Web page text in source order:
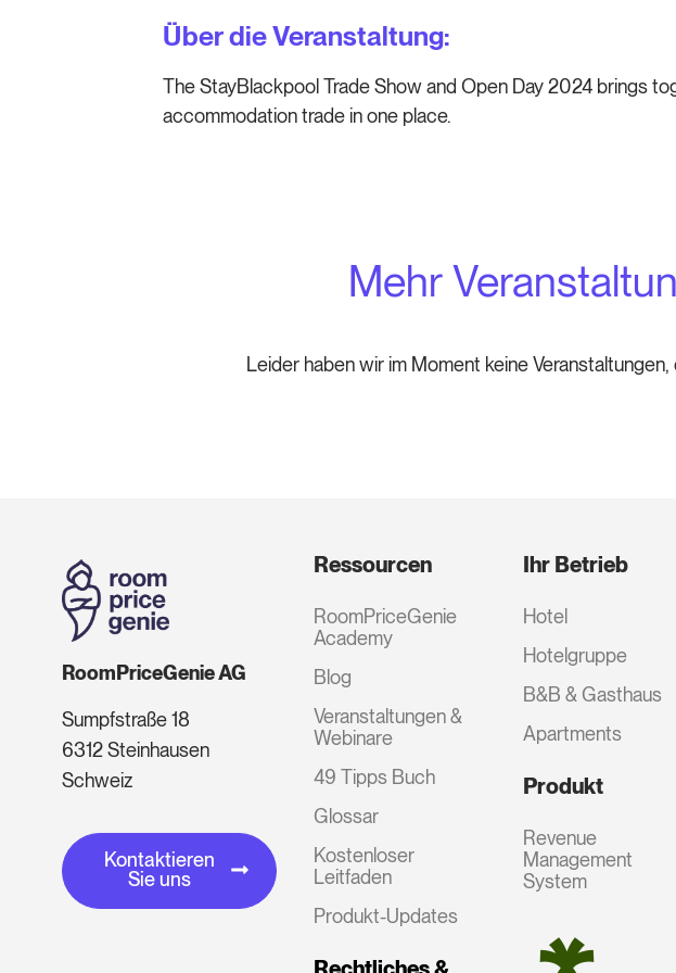
Über die Veranstaltung:
The StayBlackpool Trade Show and Open Day 2024 brings
accommodation trade in one place.
Mehr
Leider haben wir im Moment keine
RoomPriceGenie AG
Sumpfstraße 18
6312 Steinhausen
Schweiz
Kontaktieren
Sie uns
Ressourcen
RoomPriceGenie
Academy
Blog
Veranstaltungen &
Webinare
49 Tipps Buch
Glossar
Kostenloser
Leitfaden
Produkt-Updates
Ihr Betrieb
Hotel
Hotelgruppe
B&B & Gasthaus
Apartments
Produkt
Revenue
Management
System